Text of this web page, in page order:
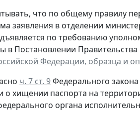
что по общему правилу
заявления в отделении
по требованию
в Постановлении
Федерации, образца и
ч. 7 ст. 9Федерального
о хищении паспорта на
органа